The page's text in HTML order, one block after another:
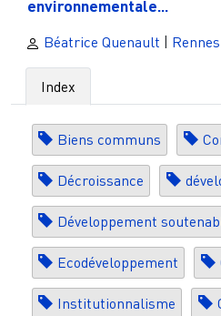
environnementale...
Béatrice Quenault | Rennes
Index
Biens communs
Décroissance
Développement
Ecodéveloppement
Institutionnalisme